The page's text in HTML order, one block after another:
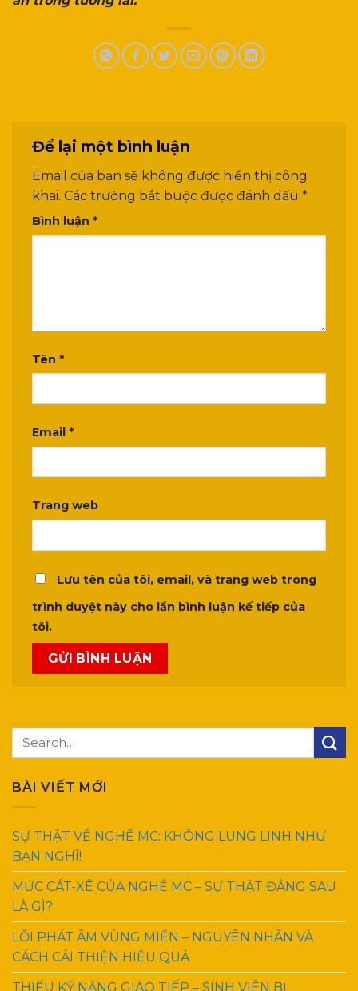
Để lại một bình luận
Email của bạn sẽ không được hiển thị công
khai. Các trường bắt buộc được đánh dấu *
Bình luận *
Tên *
Email *
Trang web
Lưu tên của tôi, email, và trang web trong
trình duyệt này cho lần bình luận kế tiếp của
tôi.
BÀI VIẾT MỚI
SỰ THẬT VỀ NGHỀ MC: KHÔNG LUNG LINH NHƯ
BẠN NGHĨ!
MỨC CÁT-XÊ CỦA NGHỀ MC – SỰ THẬT ĐẰNG SAU
LÀ GÌ?
LỖI PHÁT ÂM VÙNG MIỀN – NGUYÊN NHÂN VÀ
CÁCH CẢI THIỆN HIỆU QUẢ
THIẾU KỸ NĂNG GIAO TIẾP – SINH VIÊN BỊ